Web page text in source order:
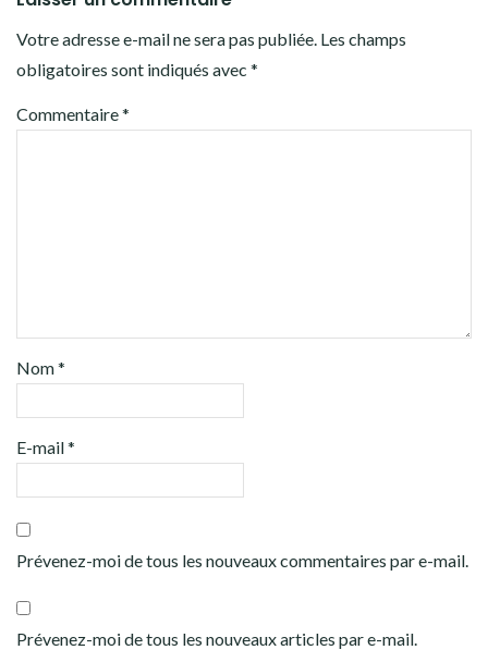
Votre adresse e-mail ne sera pas publiée. Les champs
obligatoires sont indiqués avec *
Commentaire*
Nom*
E-mail*
Prévenez-moi de tous les nouveaux commentaires par e-mail.
Prévenez-moi de tous les nouveaux articles par e-mail.